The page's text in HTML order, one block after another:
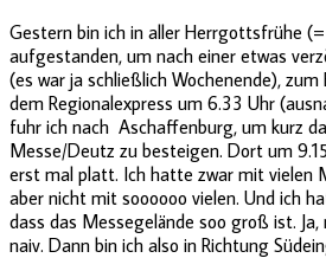
Gestern bin ich in aller Herrgottsfrühe
aufgestanden, um nach einer etwas
(es war ja schließlich Wochenende),
dem Regionalexpress um 6.33 Uhr
fuhr ich nach Aschaffenburg, um kurz
Messe/Deutz zu besteigen. Dort um
erst mal platt. Ich hatte zwar mit vielen
aber nicht mit soooooo vielen. Und ich
dass das Messegelände soo groß ist.
naiv. Dann bin ich also in Richtung